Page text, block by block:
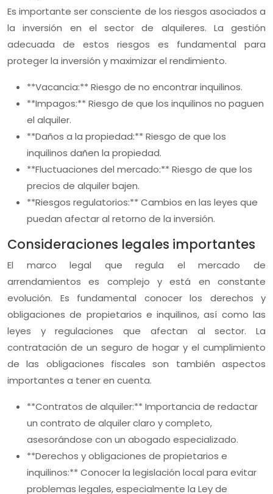
Es importante ser consciente de los riesgos asociados a
la inversión en el sector de alquileres. La gestión
adecuada de estos riesgos es fundamental para
proteger la inversión y maximizar el rendimiento.
**Vacancia:** Riesgo de no encontrar inquilinos.
**Impagos:** Riesgo de que los inquilinos no paguen
el alquiler.
**Daños a la propiedad:** Riesgo de que los
inquilinos dañen la propiedad.
**Fluctuaciones del mercado:** Riesgo de que los
precios de alquiler bajen.
**Riesgos regulatorios:** Cambios en las leyes que
puedan afectar al retorno de la inversión.
Consideraciones legales importantes
El marco legal que regula el mercado de
arrendamientos es complejo y está en constante
evolución. Es fundamental conocer los derechos y
obligaciones de propietarios e inquilinos, así como las
leyes y regulaciones que afectan al sector. La
contratación de un seguro de hogar y el cumplimiento
de las obligaciones fiscales son también aspectos
importantes a tener en cuenta.
**Contratos de alquiler:** Importancia de redactar
un contrato de alquiler claro y completo,
asesorándose con un abogado especializado.
**Derechos y obligaciones de propietarios e
inquilinos:** Conocer la legislación local para evitar
problemas legales, especialmente la Ley de